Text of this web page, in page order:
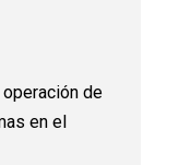
operación de
en el